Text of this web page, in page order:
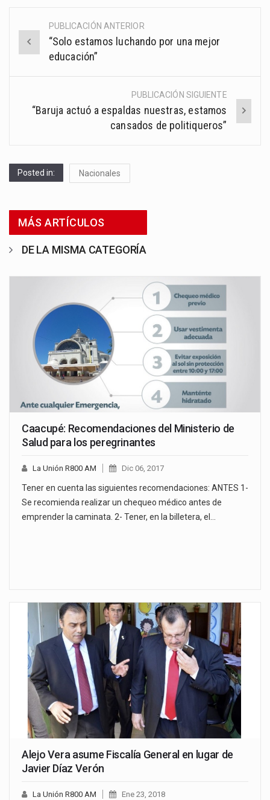
Post
navigation
PUBLICACIÓN ANTERIOR
“Solo estamos luchando por una mejor
educación”
PUBLICACIÓN SIGUIENTE
“Baruja actuó a espaldas nuestras, estamos
cansados de politiqueros”
Posted in: Nacionales
MÁS ARTÍCULOS
DE LA MISMA CATEGORÍA
Caacupé: Recomendaciones del Ministerio de
Salud para los peregrinantes
La Unión R800 AM Dic 06, 2017
Tener en cuenta las siguientes recomendaciones: ANTES 1-
Se recomienda realizar un chequeo médico antes de
emprender la caminata. 2- Tener, en la billetera, el…
Alejo Vera asume Fiscalía General en lugar de
Javier Díaz Verón
La Unión R800 AM Ene 23, 2018